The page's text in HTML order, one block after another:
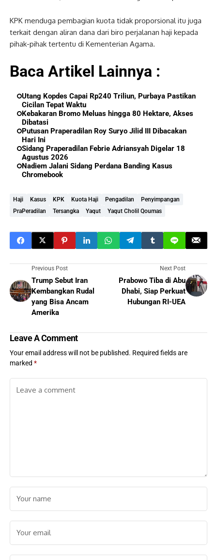
KPK menduga pembagian kuota tidak proporsional itu juga
terkait dengan aliran dana dari biro perjalanan haji kepada
pihak-pihak tertentu di Kementerian Agama.
Baca Artikel Lainnya :
Utang Kopdes Capai Rp240 Triliun, Purbaya Pastikan
Cicilan Tepat Waktu
Kebakaran Bromo Meluas hingga 80 Hektare, Akses
Dibatasi
Putusan Praperadilan Roy Suryo Jilid III Dibacakan
Hari Ini
Sidang Praperadilan Febrie Adriansyah Digelar 18
Agustus 2026
Nadiem Jalani Sidang Perdana Banding Kasus
Chromebook
Haji Kasus KPK Kuota Haji Pengadilan
Penyimpangan
PraPeradilan
Tersangka Yaqut Yaqut Cholil Qoumas
Previous Post
Trump Sebut Iran
Kembangkan Rudal
yang Bisa Ancam
Amerika
Next Post
Prabowo Tiba di Abu
Dhabi, Siap Perkuat
Hubungan RI-UEA
Leave A Comment
Your email address will not be published. Required fields are
marked *